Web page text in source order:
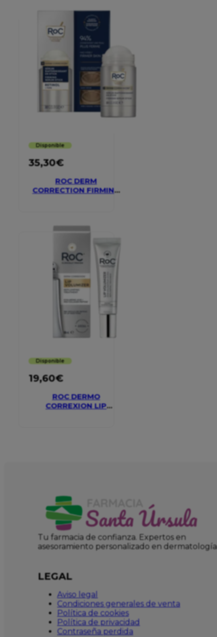
Disponible
35,30€
ROC DERM
CORRECTION FIRMING
Disponible
19,60€
ROC DERMO
CORREXION LIP
Tu farmacia de confianza. Expertos en
asesoramiento personalizado en dermatología
LEGAL
Aviso legal
Condiciones generales de venta
Política de cookies
Política de privacidad
Contraseña perdida